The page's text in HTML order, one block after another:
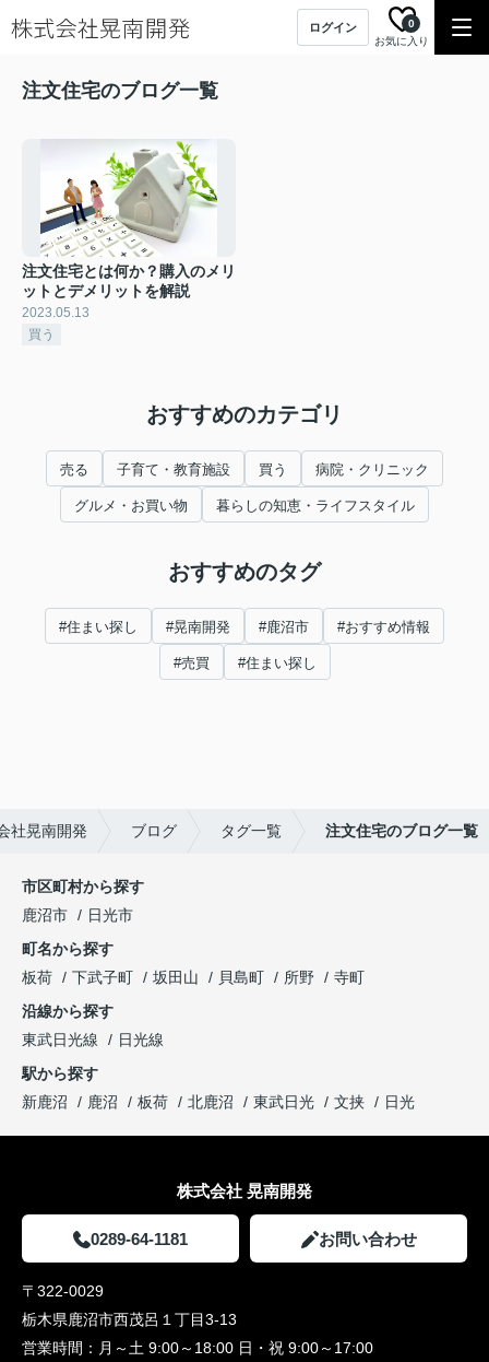
ログイン
お気に入り
0
注文住宅のブログ一覧
注文住宅とは何か？購入のメリ
ットとデメリットを解説
2023.05.13
買う
おすすめのカテゴリ
売る 子育て・教育施設 買う 病院・クリニック
グルメ・お買い物 暮らしの知恵・ライフスタイル
おすすめのタグ
#住まい探し #晃南開発 #鹿沼市 #おすすめ情報
#売買 #住まい探し
社晃南開発 ブログ タグ一覧 注文住宅のブログ一覧
市区町村から探す
鹿沼市
日光市
町名から探す
板荷
下武子町 坂田山 貝島町 所野
寺町
沿線から探す
東武日光線
日光線
駅から探す
新鹿沼
鹿沼 板荷 北鹿沼 東武日光 文挟 日光
株式会社 晃南開発
0289-64-1181 お問い合わせ
〒322-0029
栃木県鹿沼市西茂呂１丁目3-13
営業時間： 月～土 9:00～18:00 日・祝 9:00～17:00